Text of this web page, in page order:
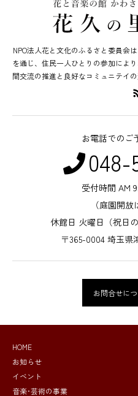
NPO法人花と文化のふるさと委員会
を通じ、住民一人ひとりの参加によ
間交流の推進と良好なコミュニテイ
お電話でのご
048-
受付時間 AM
（庭園開放
休館日 火曜日（祝日
〒365-0004 埼玉県
お問合せに
HOME
お知らせ
イベント
音楽･芸術の事業